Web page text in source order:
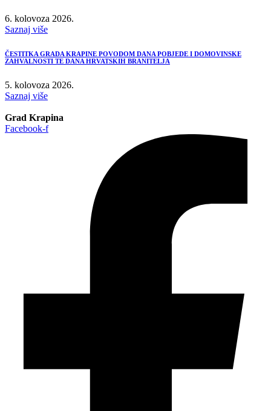
6. kolovoza 2026.
Saznaj više
ČESTITKA GRADA KRAPINE POVODOM DANA POBJEDE I DOMOVINSKE
ZAHVALNOSTI TE DANA HRVATSKIH BRANITELJA
5. kolovoza 2026.
Saznaj više
Grad Krapina
Facebook-f